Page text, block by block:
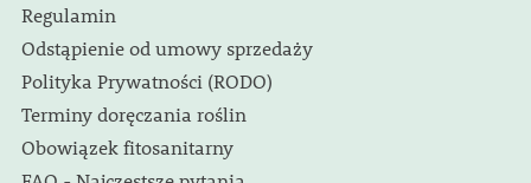
Regulamin
Odstąpienie od umowy sprzedaży
Polityka Prywatności (RODO)
Terminy doręczania roślin
Obowiązek fitosanitarny